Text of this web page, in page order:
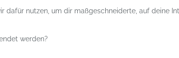
dafür nutzen, um dir maßgeschneiderte, auf deine
werden?